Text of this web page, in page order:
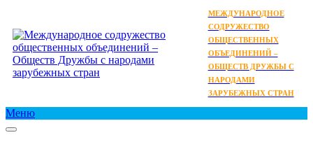
МЕЖДУНАРОДНОЕ
СОДРУЖЕСТВО
ОБЩЕСТВЕННЫХ
ОБЪЕДИНЕНИЙ –
ОБЩЕСТВ ДРУЖБЫ С
НАРОДАМИ
ЗАРУБЕЖНЫХ СТРАН
Меню